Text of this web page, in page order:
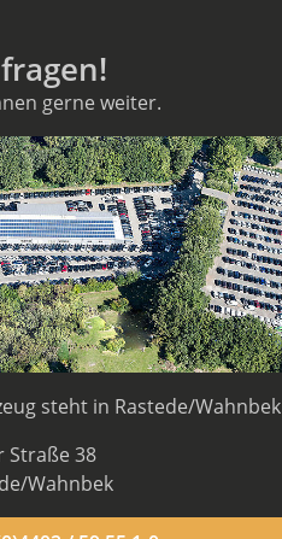
gerne weiter.
steht in Rastede/Wahnbek
Straße 38
Wahnbek